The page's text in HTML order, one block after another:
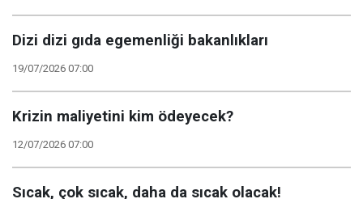
Dizi dizi gıda egemenliği bakanlıkları
19/07/2026 07:00
Krizin maliyetini kim ödeyecek?
12/07/2026 07:00
Sıcak, çok sıcak, daha da sıcak olacak!